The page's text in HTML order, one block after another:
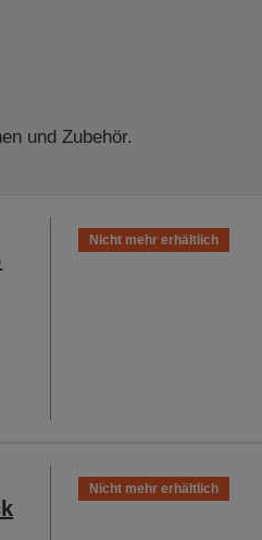
und Zubehör.
Nicht mehr erhältlich
Nicht mehr erhältlich